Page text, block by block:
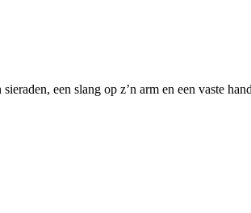
een slang op z’n arm en een vaste